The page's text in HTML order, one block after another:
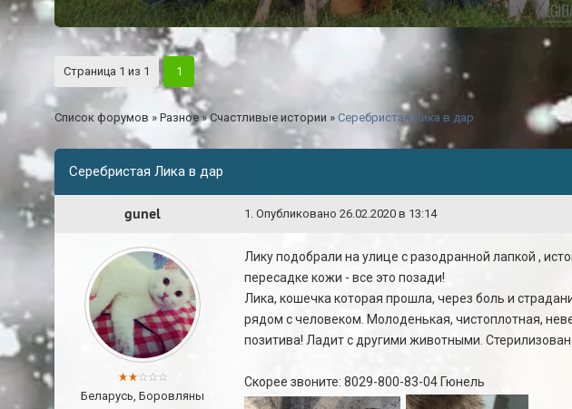
Страница 1 из 1 1
Список форумов » Разное » Счастливые истории » Серебристая Лика в дар
Серебристая Лика в дар
gunel 1 . Опубликовано 26.02.2020 в 13:14
Беларусь, Боровляны
Лику подобрали на улице с разодранной лапкой ,
пересадке кожи - все это позади!
Лика, кошечка которая прошла, через боль и
рядом с человеком. Молоденькая, чистоплотная,
позитива! Ладит с другими животными.
Скорее звоните: 8029-800-83-04 Гюнель